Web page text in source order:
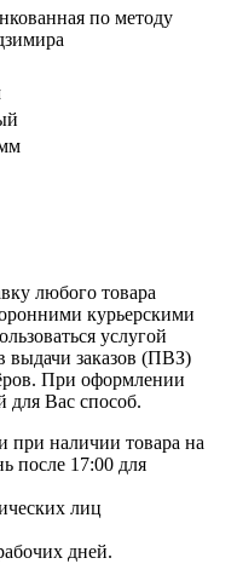
по методу
любого товара
курьерскими
услугой
выдачи заказов (ПВЗ)
При оформлении
для Вас способ.
наличии товара на
после 17:00 для
лиц
дней.